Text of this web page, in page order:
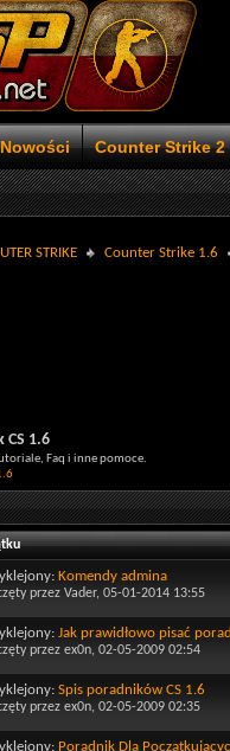
Nowości Counter Strike 2
STRIKE Counter Strike 1.6
CS 1.6
Faq i inne pomoce.
Komendy admina
przez Vader, 05-01-2014 13:55
Jak prawidłowo pisać
przez ex0n, 02-05-2009 02:54
Spis poradników CS 1.6
przez ex0n, 02-05-2009 02:35
Poradnik Dla